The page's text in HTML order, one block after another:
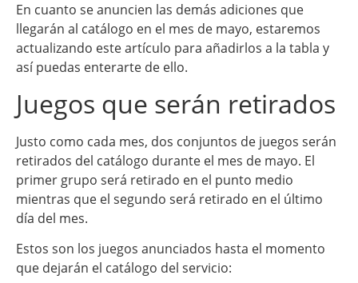
En cuanto se anuncien las demás adiciones que
llegarán al catálogo en el mes de mayo, estaremos
actualizando este artículo para añadirlos a la tabla y
así puedas enterarte de ello.
Juegos que serán retirados
Justo como cada mes, dos conjuntos de juegos serán
retirados del catálogo durante el mes de mayo. El
primer grupo será retirado en el punto medio
mientras que el segundo será retirado en el último
día del mes.
Estos son los juegos anunciados hasta el momento
que dejarán el catálogo del servicio: